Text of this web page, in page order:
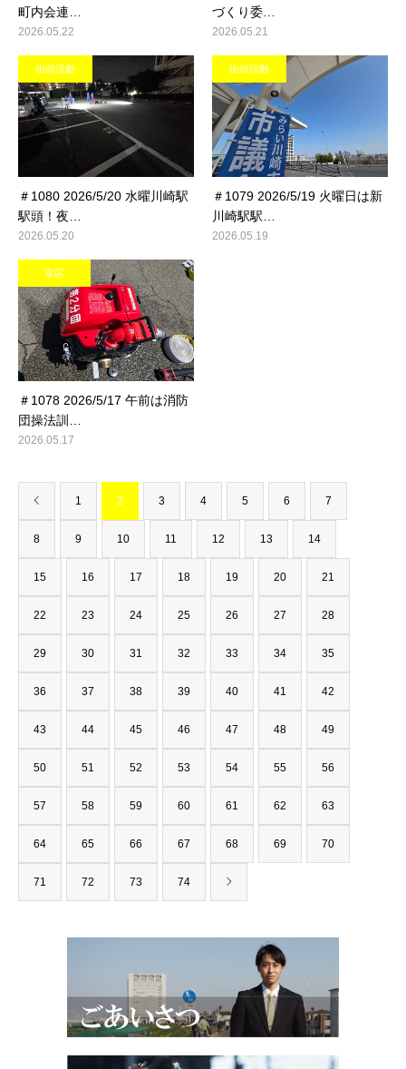
町内会連…
2026.05.22
づくり委…
2026.05.21
街頭活動
＃1080 2026/5/20 水曜川崎駅
駅頭！夜…
2026.05.20
街頭活動
＃1079 2026/5/19 火曜日は新
川崎駅駅…
2026.05.19
幸区
＃1078 2026/5/17 午前は消防
団操法訓…
2026.05.17
1 2 3 4 5 6 7
8 9 10 11 12 13 14
15 16 17 18 19 20 21
22 23 24 25 26 27 28
29 30 31 32 33 34 35
36 37 38 39 40 41 42
43 44 45 46 47 48 49
50 51 52 53 54 55 56
57 58 59 60 61 62 63
64 65 66 67 68 69 70
71 72 73 74